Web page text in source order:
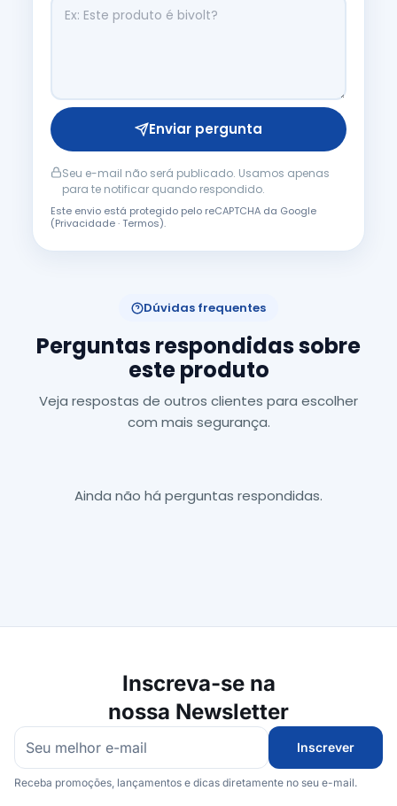
Enviar pergunta
Seu e-mail não será publicado. Usamos apenas
para te notificar quando respondido.
Este envio está protegido pelo reCAPTCHA da Google
(Privacidade·Termos).
Dúvidas frequentes
Perguntas respondidas sobre
este produto
Veja respostas de outros clientes para escolher
com mais segurança.
Ainda não há perguntas respondidas.
Inscreva-se na
nossa Newsletter
Inscrever
Receba promoções, lançamentos e dicas diretamente no seu e-mail.